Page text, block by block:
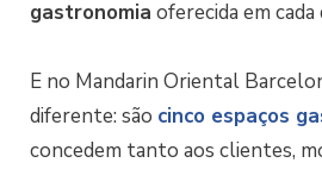
gastronomia oferecida em
E no Mandarin Oriental
diferente: são cinco espaços
concedem tanto aos clientes,